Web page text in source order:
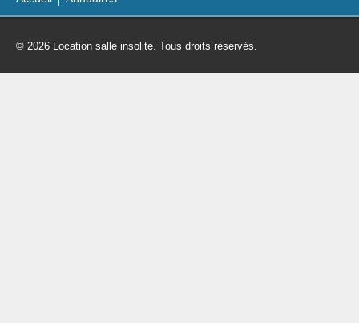
© 2026 Location salle insolite. Tous droits réservés.